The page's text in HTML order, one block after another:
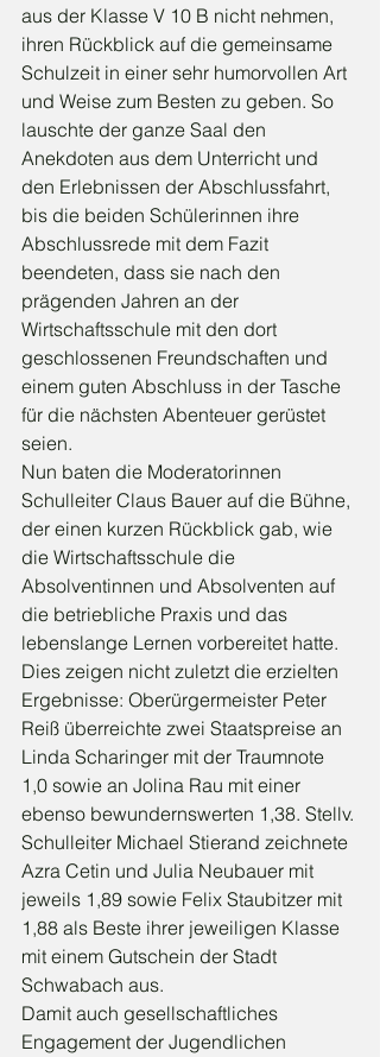
aus der Klasse V 10 B nicht nehmen,
ihren Rückblick auf die gemeinsame
Schulzeit in einer sehr humorvollen Art
und Weise zum Besten zu geben. So
lauschte der ganze Saal den
Anekdoten aus dem Unterricht und
den Erlebnissen der Abschlussfahrt,
bis die beiden Schülerinnen ihre
Abschlussrede mit dem Fazit
beendeten, dass sie nach den
prägenden Jahren an der
Wirtschaftsschule mit den dort
geschlossenen Freundschaften und
einem guten Abschluss in der Tasche
für die nächsten Abenteuer gerüstet
seien.
Nun baten die Moderatorinnen
Schulleiter Claus Bauer auf die Bühne,
der einen kurzen Rückblick gab, wie
die Wirtschaftsschule die
Absolventinnen und Absolventen auf
die betriebliche Praxis und das
lebenslange Lernen vorbereitet hatte.
Dies zeigen nicht zuletzt die erzielten
Ergebnisse: Oberürgermeister Peter
Reiß überreichte zwei Staatspreise an
Linda Scharinger mit der Traumnote
1,0 sowie an Jolina Rau mit einer
ebenso bewundernswerten 1,38. Stellv.
Schulleiter Michael Stierand zeichnete
Azra Cetin und Julia Neubauer mit
jeweils 1,89 sowie Felix Staubitzer mit
1,88 als Beste ihrer jeweiligen Klasse
mit einem Gutschein der Stadt
Schwabach aus.
Damit auch gesellschaftliches
Engagement der Jugendlichen